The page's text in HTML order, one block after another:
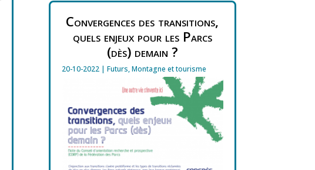
Convergences des transitions,
quels enjeux pour les Parcs
(dès) demain ?
20-10-2022| Futurs,Montagne et tourisme